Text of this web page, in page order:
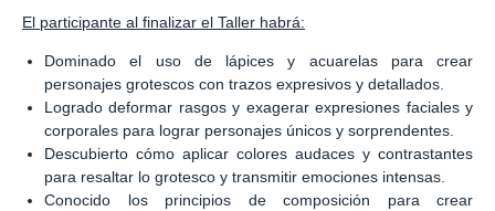
El participante al finalizar el Taller habrá:
Dominado el uso de lápices y acuarelas para crear
personajes grotescos con trazos expresivos y detallados.
Logrado deformar rasgos y exagerar expresiones faciales y
corporales para lograr personajes únicos y sorprendentes.
Descubierto cómo aplicar colores audaces y contrastantes
para resaltar lo grotesco y transmitir emociones intensas.
Conocido los principios de composición para crear